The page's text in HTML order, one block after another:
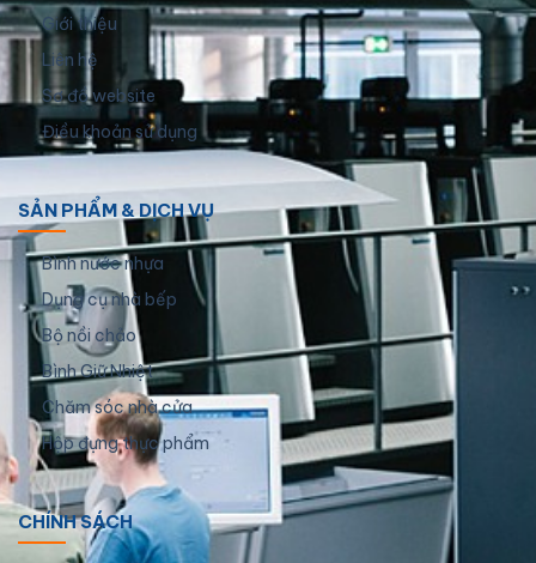
Giới thiệu
Liên hệ
Sơ đồ website
Điều khoản sử dụng
SẢN PHẨM & DỊCH VỤ
Bình nước nhựa
Dụng cụ nhà bếp
Bộ nồi chảo
Bình Giữ Nhiệt
Chăm sóc nhà cửa
Hộp đựng thực phẩm
CHÍNH SÁCH